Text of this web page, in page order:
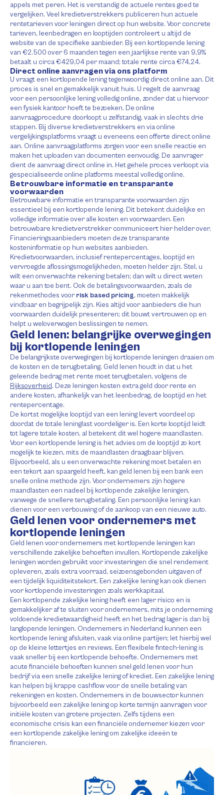
appels met peren. Het is verstandig de actuele rentes goed te
vergelijken. Veel kredietverstrekkers publiceren hun actuele
rentetarieven voor leningen direct op hun website. Voor concrete
tarieven, leenbedragen en looptijden controleert u altijd de
website van de specifieke aanbieder. Bij een kortlopende lening
van €2.500 over 6 maanden tegen een jaarlijkse rente van 9,9%
betaalt u circa €429,04 per maand; totale rente circa €74,24.
Direct online aanvragen via ons platform
U vraagt een kortlopende lening tegenwoordig direct online aan. Dit
proces is snel en gemakkelijk vanuit huis. U regelt de aanvraag
voor een persoonlijke lening volledig online, zonder dat u hiervoor
een fysiek kantoor hoeft te bezoeken. De online
aanvraagprocedure doorloopt u zelfstandig, vaak in slechts drie
stappen. Bij diverse kredietverstrekkers en via online
vergelijkingsplatforms vraagt u eveneens een offerte direct online
aan. Online aanvraagplatforms zorgen voor een snelle reactie en
maken het uploaden van documenten eenvoudig. De aanvrager
dient de aanvraag direct online in. Het gehele proces verloopt via
gespecialiseerde online platforms meestal volledig online.
Betrouwbare informatie en transparante
voorwaarden
Betrouwbare informatie en transparante voorwaarden zijn
essentieel bij een kortlopende lening. Dit betekent duidelijke en
volledige informatie over alle kosten en voorwaarden. Een
betrouwbare kredietverstrekker communiceert hier helder over.
Financieringsaanbieders moeten deze transparante
kosteninformatie op hun websites aanbieden.
Kredietvoorwaarden, inclusief rentepercentages, looptijd en
vervroegde aflossingsmogelijkheden, moeten helder zijn. Stel, u
wilt een onverwachte rekening betalen; dan wilt u direct weten
waar u aan toe bent. Ook de betalingsvoorwaarden, zoals de
rekenmethodes voor risk based pricing, moeten makkelijk
vindbaar en begrijpelijk zijn. Kies altijd voor aanbieders die hun
voorwaarden duidelijk presenteren; dit bouwt vertrouwen op en
helpt u weloverwogen beslissingen te nemen.
Geld lenen: belangrijke overwegingen
bij kortlopende leningen
De belangrijkste overwegingen bij kortlopende leningen draaien om
de kosten en de terugbetaling. Geld lenen houdt in dat u het
geleende bedrag met rente moet terugbetalen, volgens de
Rijksoverheid. Deze leningen kosten extra geld door rente en
andere kosten, afhankelijk van het leenbedrag, de looptijd en het
rentepercentage.
De kortst mogelijke looptijd van een lening levert voordeel op
doordat de totale leninglast voordeliger is. Een korte looptijd leidt
tot lagere totale kosten, al betekent dit wel hogere maandlasten.
Voor een kortlopende lening is het advies om de looptijd zo kort
mogelijk te kiezen, mits de maandlasten draagbaar blijven.
Bijvoorbeeld, als u een onverwachte rekening moet betalen en
een tekort aan spaargeld heeft, kan geld lenen bij een bank een
snelle online methode zijn. Voor ondernemers zijn hogere
maandlasten een nadeel bij kortlopende zakelijke leningen,
vanwege de snellere terugbetaling. Een persoonlijke lening kan
dienen voor een verbouwing of de aankoop van een nieuwe auto.
Geld lenen voor ondernemers met
kortlopende leningen
Geld lenen voor ondernemers met kortlopende leningen kan
verschillende zakelijke behoeften invullen. Kortlopende zakelijke
leningen worden gebruikt voor investeringen die snel rendement
opleveren, zoals extra voorraad, seizoensgebonden uitgaven of
een tijdelijk liquiditeitstekort. Een zakelijke lening kan ook dienen
voor kortlopende investeringen zoals werkkapitaal.
Een kortlopende zakelijke lening heeft een lager risico en is
gemakkelijker af te sluiten voor ondernemers, mits je onderneming
voldoende kredietwaardigheid heeft en het bedrag lager is dan bij
langlopende leningen. Ondernemers in Nederland kunnen een
kortlopende lening afsluiten, vaak via online partijen; let hierbij wel
op de kleine lettertjes en reviews. Een flexibele fintech-lening is
vaak sneller bij een kortlopende behoefte. Ondernemers met
acute financiële behoeften kunnen snel geld lenen voor hun
bedrijf via een snelle zakelijke lening of krediet. Een zakelijke lening
kan helpen bij krappe cashflow voor de snelle betaling van
rekeningen en kosten. Ondernemers in de bouwsector kunnen
bijvoorbeeld een zakelijke lening op korte termijn aanvragen voor
initiële kosten van grotere projecten. Zelfs tijdens een
economische crisis kan een financiële ondernemer kiezen voor
een kortlopende zakelijke lening om zakelijke ideeën te
financieren.